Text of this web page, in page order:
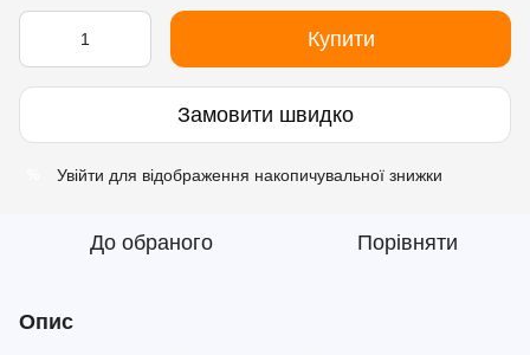
Купити
Замовити швидко
Увійти для відображення накопичувальної знижки
До обраного Порівняти
Опис